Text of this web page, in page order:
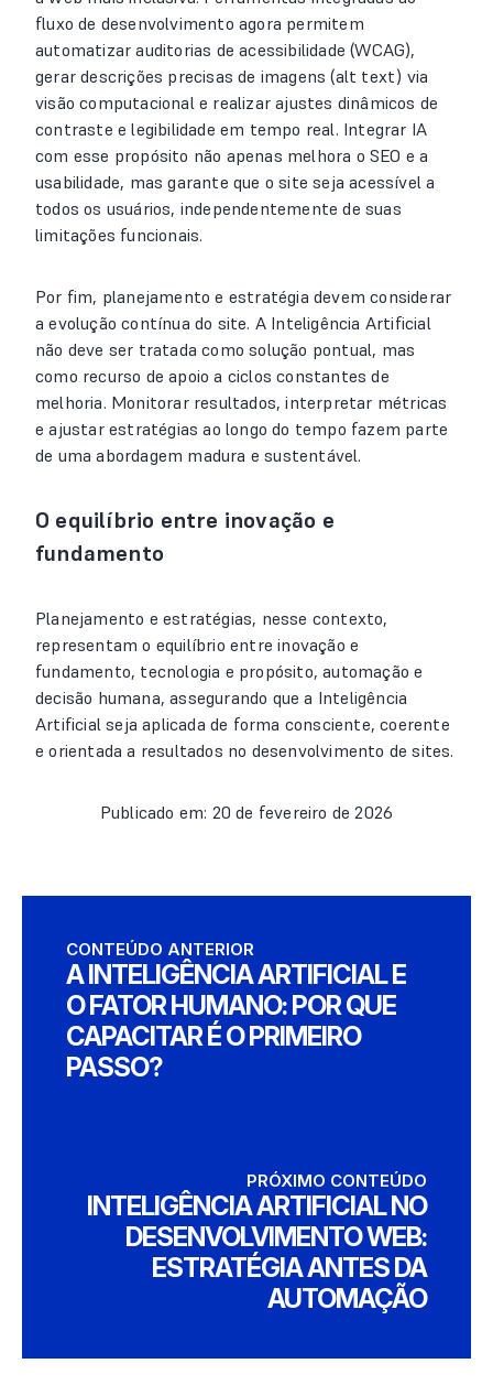
fluxo de desenvolvimento agora permitem
automatizar auditorias de acessibilidade (WCAG),
gerar descrições precisas de imagens (alt text) via
visão computacional e realizar ajustes dinâmicos de
contraste e legibilidade em tempo real. Integrar IA
com esse propósito não apenas melhora o SEO e a
usabilidade, mas garante que o site seja acessível a
todos os usuários, independentemente de suas
limitações funcionais.
Por fim, planejamento e estratégia devem considerar
a evolução contínua do site. A Inteligência Artificial
não deve ser tratada como solução pontual, mas
como recurso de apoio a ciclos constantes de
melhoria. Monitorar resultados, interpretar métricas
e ajustar estratégias ao longo do tempo fazem parte
de uma abordagem madura e sustentável.
O equilíbrio entre inovação e
fundamento
Planejamento e estratégias, nesse contexto,
representam o equilíbrio entre inovação e
fundamento, tecnologia e propósito, automação e
decisão humana, assegurando que a Inteligência
Artificial seja aplicada de forma consciente, coerente
e orientada a resultados no desenvolvimento de sites.
Publicado em: 20 de fevereiro de 2026
CONTEÚDO ANTERIOR
A INTELIGÊNCIA ARTIFICIAL E
O FATOR HUMANO: POR QUE
CAPACITAR É O PRIMEIRO
PASSO?
PRÓXIMO CONTEÚDO
INTELIGÊNCIA ARTIFICIAL NO
DESENVOLVIMENTO WEB:
ESTRATÉGIA ANTES DA
AUTOMAÇÃO